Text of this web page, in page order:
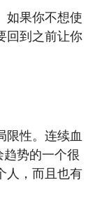
如果你不想使
回到之前让你
限性。连续血
势的一个很
人，而且也有